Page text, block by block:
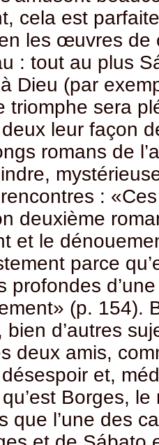
cela est
les œuvres de
: tout au plus
Dieu (par
triomphe sera
leur façon
romans de
:
deuxième
et le
parce
profondes
(p. 154).
bien d’autres
deux amis,
et,
Borges,
que l’une des